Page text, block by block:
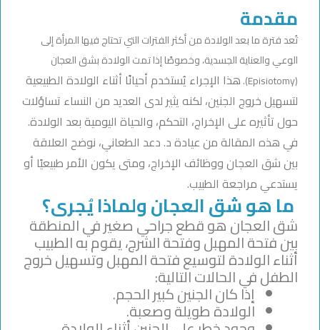
مقدمة
تُعد فترة ما بعد الولادة من أكثر الفترات التي تحتاج فيها المرأة إلى
الوعي والعناية الجسدية، وخصوصًا إذا تمت الولادة بشق العجان
(Episiotomy).
هذا الإجراء يُستخدم أحيانًا أثناء الولادة الطبيعية
لتسهيل خروج الجنين، لكنه يثير لدى العديد من النساء تساؤلات
حول تأثيره على الإخراج، التحكم، والحياة اليومية بعد الولادة.
في هذه المقالة من عيادة د. دعد الطعاني، نوضح العلاقة
بين شق العجان ووظائف الإخراج، ومتى يكون الأمر طبيعيًا أو
يستدعي مراجعة الطبيب.
ما هو شق العجان ولماذا يُجرى؟
شق العجان هو قطع جراحي صغير في المنطقة
بين فتحة المهبل وفتحة الشرج، يقوم به الطبيب
أثناء الولادة لتوسيع فتحة المهبل وتسهيل خروج
الطفل في الحالات التالية:
إذا كان الجنين كبير الحجم.
الولادة طويلة وصعبة.